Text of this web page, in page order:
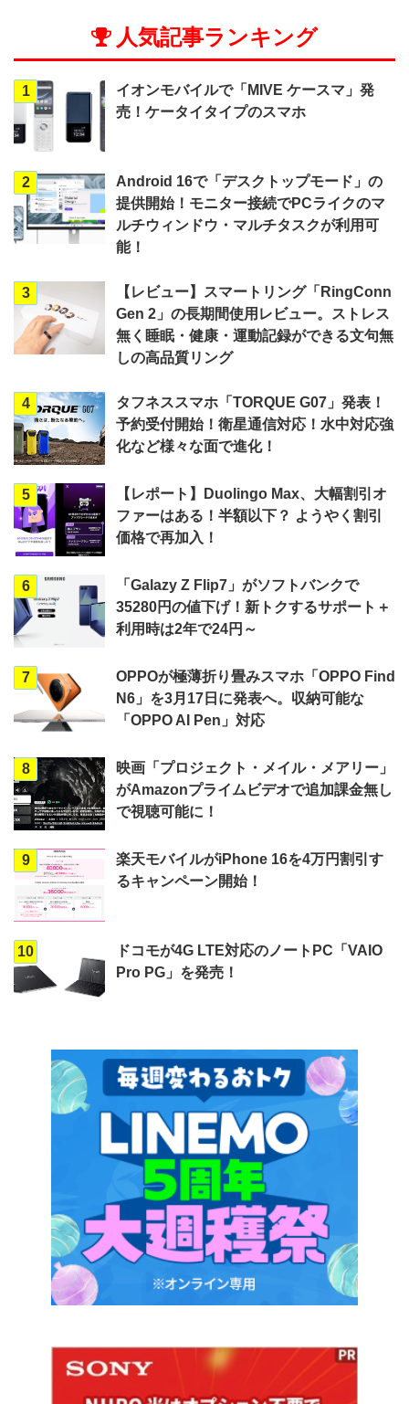
人気記事ランキング
1
イオンモバイルで「MIVE ケースマ」発
売！ケータイタイプのスマホ
2
Android 16で「デスクトップモード」の
提供開始！モニター接続でPCライクのマ
ルチウィンドウ・マルチタスクが利用可
能！
3
【レビュー】スマートリング「RingConn
Gen 2」の長期間使用レビュー。ストレス
無く睡眠・健康・運動記録ができる文句無
しの高品質リング
4
タフネススマホ「TORQUE G07」発表！
予約受付開始！衛星通信対応！水中対応強
化など様々な面で進化！
5
【レポート】Duolingo Max、大幅割引オ
ファーはある！半額以下？ ようやく割引
価格で再加入！
6
「Galazy Z Flip7」がソフトバンクで
35280円の値下げ！新トクするサポート＋
利用時は2年で24円～
7
OPPOが極薄折り畳みスマホ「OPPO Find
N6」を3月17日に発表へ。収納可能な
「OPPO AI Pen」対応
8
映画「プロジェクト・メイル・メアリー」
がAmazonプライムビデオで追加課金無し
で視聴可能に！
9
楽天モバイルがiPhone 16を4万円割引す
るキャンペーン開始！
10
ドコモが4G LTE対応のノートPC「VAIO
Pro PG」を発売！